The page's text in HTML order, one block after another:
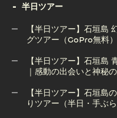
半日ツアー
【半日ツアー】石垣島
グツアー（GoPro無料）
【半日ツアー】石垣島
グツアー（GoPro無料）
【半日ツアー】石垣島
｜感動の出会いと神秘
【半日ツアー】石垣島
【半日ツアー】石垣島
りツアー（半日・手ぶら